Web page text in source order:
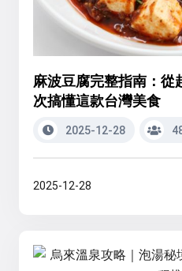
麻波豆腐完整指南：從
次搞懂這款台灣美食
2025-12-28
2025-12-28